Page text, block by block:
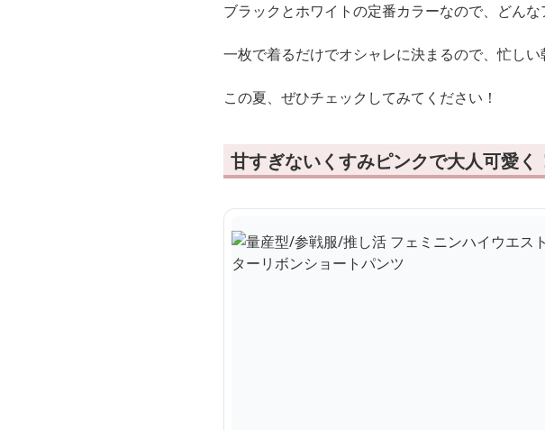
ブラックとホワイトの定番カラーなので、どん
一枚で着るだけでオシャレに決まるので、忙しい
この夏、ぜひチェックしてみてください！
甘すぎないくすみピンクで大人可愛く